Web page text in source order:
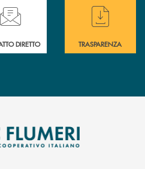
di assistenza immediata ?
DIRETTO
Hai bisogno di
TRASPARENZA